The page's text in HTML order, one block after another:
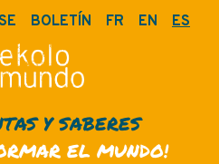
BOLETÍN FR EN ES
Y SABERES
EL MUNDO!